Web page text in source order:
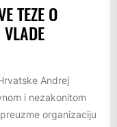
TEZE O
Andrej
i nezakonitom
organizaciju